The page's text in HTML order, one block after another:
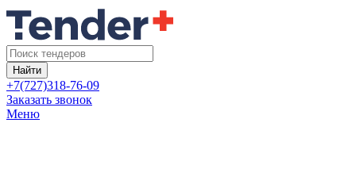
Найти
+7(727)318-76-09
Заказать звонок
Меню